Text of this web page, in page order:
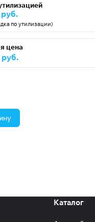
по утилизации)
цена
Каталог